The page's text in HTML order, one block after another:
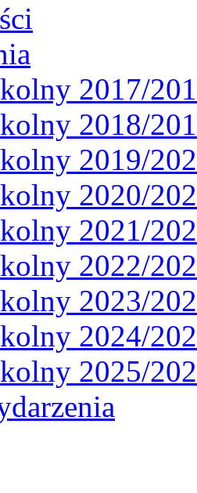
2017/
2018/
2019/
2020/
2021/
2022/
2023/
2024/
2025/